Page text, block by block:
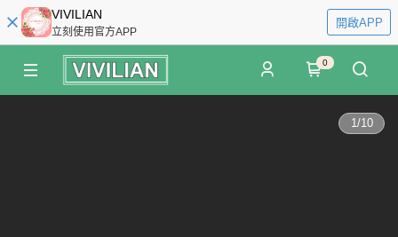
VIVILIAN
立刻使用官方APP
開啟APP
0
1/10